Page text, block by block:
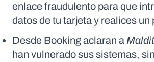
enlace fraudulento para que
datos de tu tarjeta y realices un
Desde Booking aclaran a
han vulnerado sus sistemas,